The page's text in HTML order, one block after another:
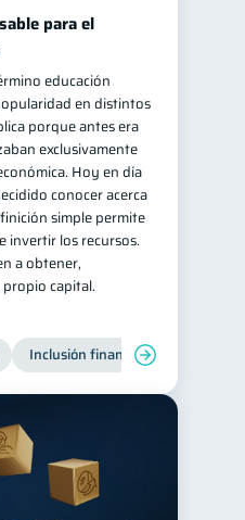
11
8
Ahorro 8
Bancos
2
para el
educación
en distintos
porque antes era
exclusivamente
Hoy en día
conocer acerca
simple permite
invertir los recursos.
a obtener,
capital.
Inclusión financiera